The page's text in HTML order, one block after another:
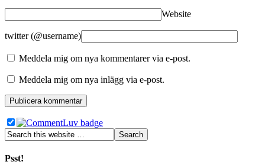
Website
twitter (@username)
Meddela mig om nya kommentarer via e-post.
Meddela mig om nya inlägg via e-post.
Psst!